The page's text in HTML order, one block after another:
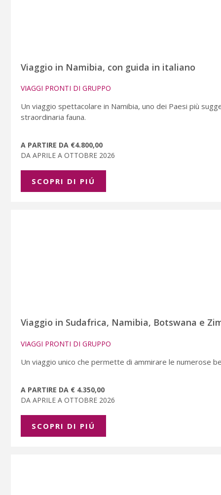
Viaggio in Namibia, con guida in italiano
VIAGGI PRONTI DI GRUPPO
Un viaggio spettacolare in Namibia, uno dei Paesi più
straordinaria fauna.
A PARTIRE DA €4.800,00
DA APRILE A OTTOBRE 2026
SCOPRI DI PIÚ
Viaggio in Sudafrica, Namibia, Botswana e
VIAGGI PRONTI DI GRUPPO
Un viaggio unico che permette di ammirare le numerose
A PARTIRE DA € 4.350,00
DA APRILE A OTTOBRE 2026
SCOPRI DI PIÚ